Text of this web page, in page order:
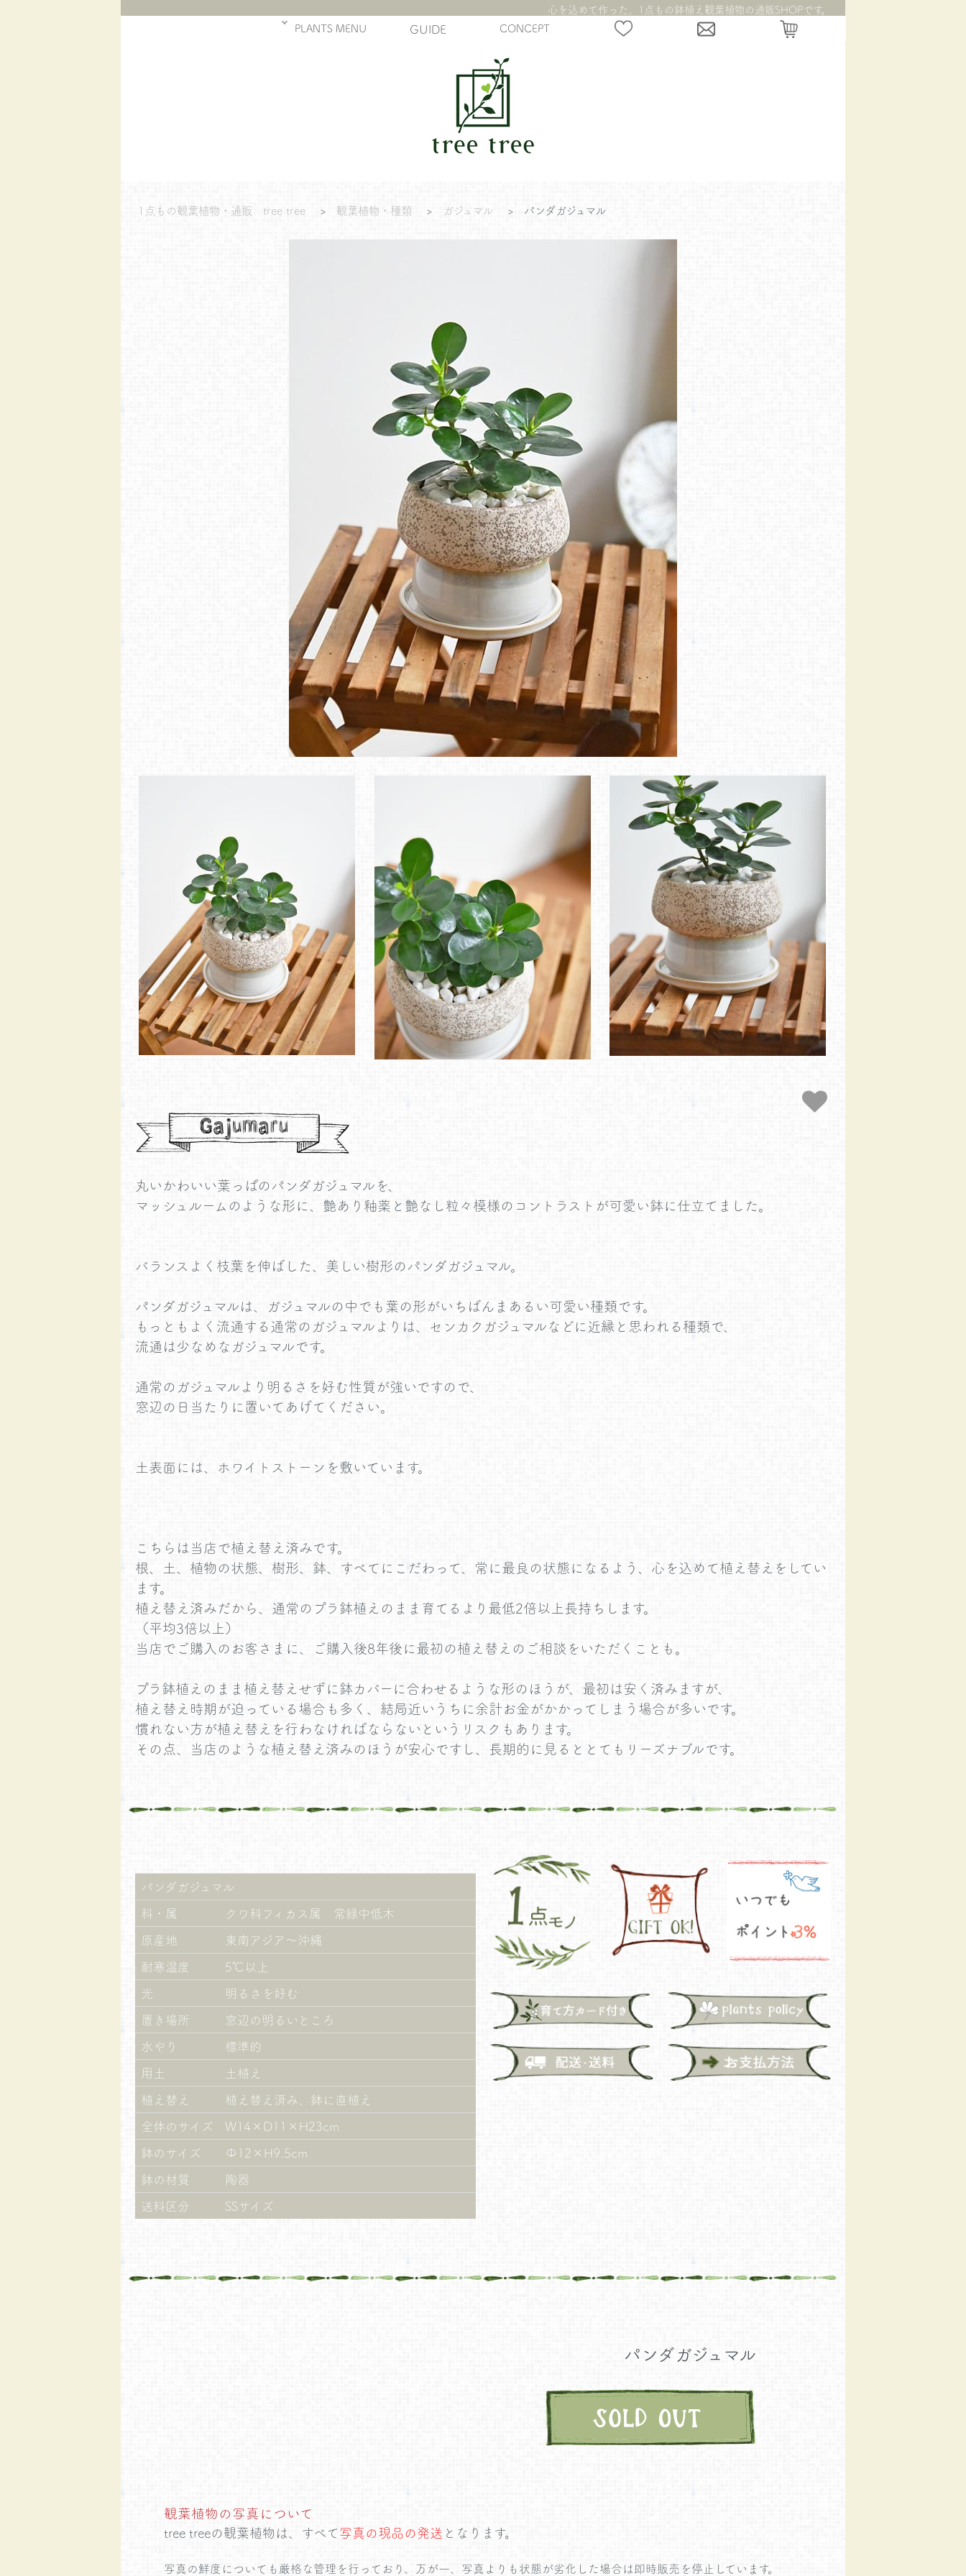
PLANTS MENU GUIDE CONCEPT
心を込めて作った、1点もの鉢植え観葉植物の通販SHOPです。
1点もの観葉植物・通販 tree tree > 観葉植物・種類 > ガジュマル > パンダガジュマル
丸いかわいい葉っぱのパンダガジュマルを、
マッシュルームのような形に、艶あり釉薬と艶なし粒々模様のコントラストが可愛い鉢に仕立てました。
バランスよく枝葉を伸ばした、美しい樹形のパンダガジュマル。
パンダガジュマルは、ガジュマルの中でも葉の形がいちばんまあるい可愛い種類です。
もっともよく流通する通常のガジュマルよりは、センカクガジュマルなどに近縁と思われる種類で、
流通は少なめなガジュマルです。
通常のガジュマルより明るさを好む性質が強いですので、
窓辺の日当たりに置いてあげてください。
土表面には、ホワイトストーンを敷いています。
こちらは当店で植え替え済みです。
根、土、植物の状態、樹形、鉢、すべてにこだわって、常に最良の状態になるよう、心を込めて植え替えをしてい
ます。
植え替え済みだから、通常のプラ鉢植えのまま育てるより最低2倍以上長持ちします。
（平均3倍以上）
当店でご購入のお客さまに、ご購入後8年後に最初の植え替えのご相談をいただくことも。
プラ鉢植えのまま植え替えせずに鉢カバーに合わせるような形のほうが、最初は安く済みますが、
植え替え時期が迫っている場合も多く、結局近いうちに余計お金がかかってしまう場合が多いです。
慣れない方が植え替えを行わなければならないというリスクもあります。
その点、当店のような植え替え済みのほうが安心ですし、長期的に見るととてもリーズナブルです。
パンダガジュマル
科・属
クワ科フィカス属 常緑中低木
原産地
東南アジア～沖縄
耐寒温度
5℃以上
光
明るさを好む
置き場所
窓辺の明るいところ
水やり
標準的
用土
土植え
植え替え
植え替え済み、鉢に直植え
全体のサイズ
W14×D11×H23cm
鉢のサイズ
Φ12×H9.5cm
鉢の材質
陶器
送料区分
SSサイズ
パンダガジュマル
観葉植物の写真について
tree treeの観葉植物は、すべて写真の現品の発送 となります。
写真の鮮度についても厳格な管理を行っており、万が一、写真よりも状態が劣化した場合は即時販売を停止しています。